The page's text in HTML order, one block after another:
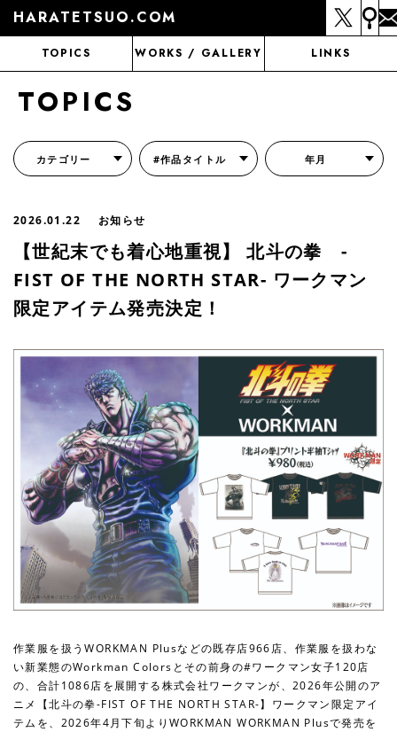
HARATETSUO.COM
TOPICS WORKS / GALLERY LINKS
TOPICS
カテゴリー #作品タイトル 年月
2026.01.22 お知らせ
【世紀末でも着心地重視】 北斗の拳 -
FIST OF THE NORTH STAR- ワークマン
限定アイテム発売決定！
作業服を扱うWORKMAN Plusなどの既存店966店、作業服を扱わな
い新業態のWorkman Colorsとその前身の#ワークマン女子120店
の、合計1086店を展開する株式会社ワークマンが、2026年公開のア
ニメ【北斗の拳-FIST OF THE NORTH STAR-】ワークマン限定アイ
テムを、2026年4月下旬よりWORKMAN WORKMAN Plusで発売を